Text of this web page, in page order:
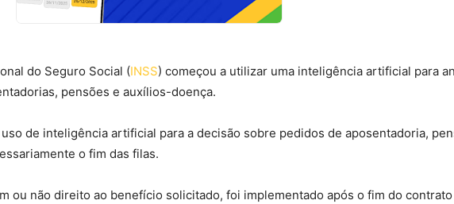
do Seguro Social (INSS) começou a utilizar uma inteligência artificial para
pensões e auxílios-doença.
uso de inteligência artificial para a decisão sobre pedidos de aposentadoria,
o fim das filas.
ou não direito ao benefício solicitado, foi implementado após o fim do contrato